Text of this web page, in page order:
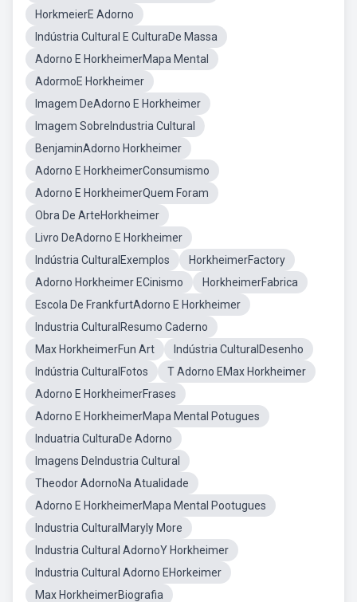
HorkmeierE Adorno
Indústria Cultural E CulturaDe Massa
Adorno E HorkheimerMapa Mental
AdormoE Horkheimer
Imagem DeAdorno E Horkheimer
Imagem SobreIndustria Cultural
BenjaminAdorno Horkheimer
Adorno E HorkheimerConsumismo
Adorno E HorkheimerQuem Foram
Obra De ArteHorkheimer
Livro DeAdorno E Horkheimer
Indústria CulturalExemplos
HorkheimerFactory
Adorno Horkheimer ECinismo
HorkheimerFabrica
Escola De FrankfurtAdorno E Horkheimer
Industria CulturalResumo Caderno
Max HorkheimerFun Art
Indústria CulturalDesenho
Indústria CulturalFotos
T Adorno EMax Horkheimer
Adorno E HorkheimerFrases
Adorno E HorkheimerMapa Mental Potugues
Induatria CulturaDe Adorno
Imagens DeIndustria Cultural
Theodor AdornoNa Atualidade
Adorno E HorkheimerMapa Mental Pootugues
Industria CulturalMaryly More
Industria Cultural AdornoY Horkheimer
Industria Cultural Adorno EHorkeimer
Max HorkheimerBiografia